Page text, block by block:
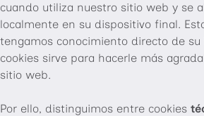
cuando utiliza nuestro sitio web y se
localmente en su dispositivo final.
tengamos conocimiento directo de
cookies sirve para hacerle más
sitio web.
Por ello, distinguimos entre cookies